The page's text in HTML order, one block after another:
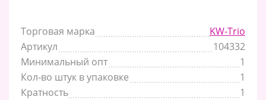
Торговая марка
KW-Trio
Артикул
104332
Минимальный опт
1
Кол-во штук в упаковке
1
Кратность
1